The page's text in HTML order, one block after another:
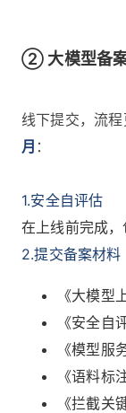
② 大模型备
线下提交，流
月 ：
1.安全自评估
在上线前完成
2.提交备案材料
《大模型
《安全自
《模型服
《语料标
《拦截关